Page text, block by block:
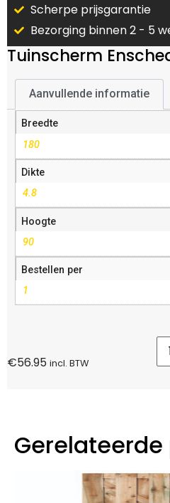
Scherpe prijsgarantie
Bezorging binnen 2 - 5
Tuinscherm
Aanvullende informatie
Breedte
180
Dikte
4.8
Hoogte
90
Bestellen per
1
€56.95 incl. BTW